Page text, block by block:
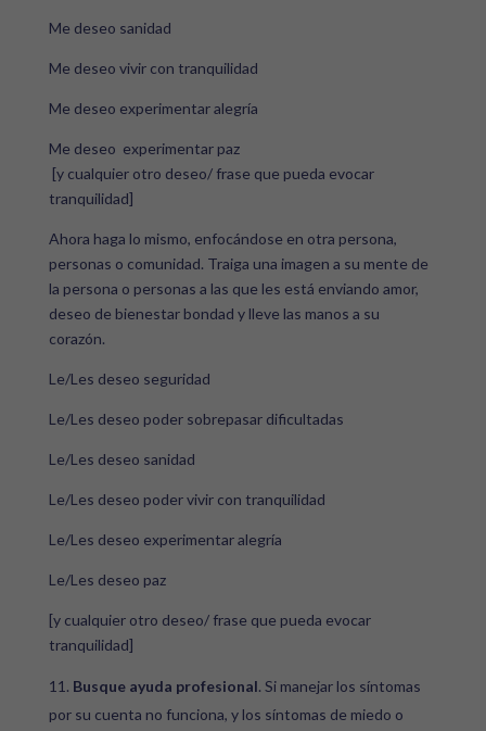
Me deseo sanidad
Me deseo vivir con tranquilidad
Me deseo experimentar alegría
Me deseo experimentar paz
[y cualquier otro deseo/ frase que pueda evocar
tranquilidad]
Ahora haga lo mismo, enfocándose en otra persona,
personas o comunidad. Traiga una imagen a su mente de
la persona o personas a las que les está enviando amor,
deseo de bienestar bondad y lleve las manos a su
corazón.
Le/Les deseo seguridad
Le/Les deseo poder sobrepasar dificultadas
Le/Les deseo sanidad
Le/Les deseo poder vivir con tranquilidad
Le/Les deseo experimentar alegría
Le/Les deseo paz
[y cualquier otro deseo/ frase que pueda evocar
tranquilidad]
Busque ayuda profesional. Si manejar los síntomas
por su cuenta no funciona, y los síntomas de miedo o